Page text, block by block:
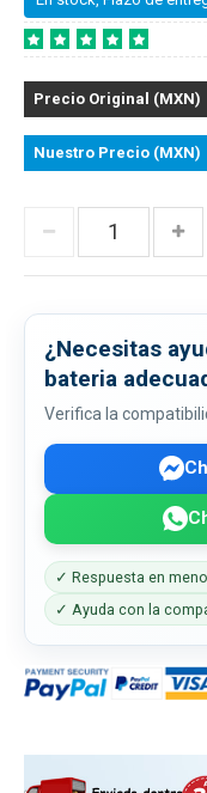
Precio Original (MXN)
Nuestro Precio (MXN)
¿Necesitas
bateria
Verifica la
✓ Respuesta en
✓ Ayuda con la